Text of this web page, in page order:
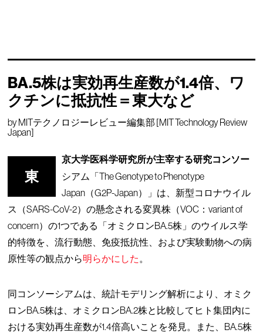
BA.5株は実効再生産数が1.4倍、ワ
クチンに抵抗性＝東大など
byMITテクノロジーレビュー編集部 [MIT Technology Review
Japan]
東
京大学医科学研究所が主宰する研究コンソー
シアム「The Genotype to Phenotype
Japan（G2P-Japan）」は、新型コロナウイル
ス（SARS-CoV-2）の懸念される変異株（VOC：variant of
concern）の1つである「オミクロンBA.5株」のウイルス学
的特徴を、流行動態、免疫抵抗性、および実験動物への病
原性等の観点から明らかにした 。
同コンソーシアムは、統計モデリング解析により、オミク
ロンBA.5株は、オミクロンBA.2株と比較してヒト集団内に
おける実効再生産数が1.4倍高いことを発見。また、BA.5株